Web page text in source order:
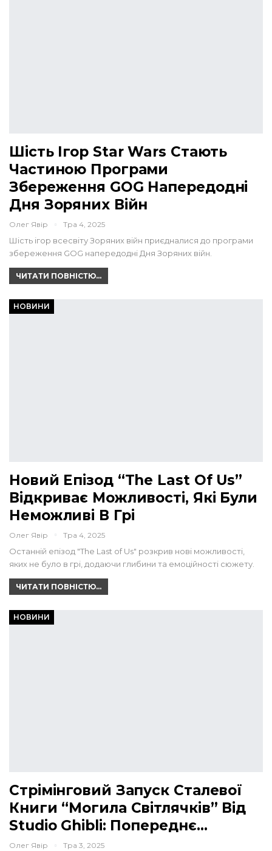
Шість Ігор Star Wars Стають
Частиною Програми
Збереження GOG Напередодні
Дня Зоряних Війн
Олег Явір Тра 4, 2025
Шість ігор всесвіту Зоряних війн приєдналися до програми
збереження GOG напередодні Дня Зоряних війн.
ЧИТАТИ ПОВНІСТЮ...
НОВИНИ
Новий Епізод “The Last Of Us”
Відкриває Можливості, Які Були
Неможливі В Грі
Олег Явір Тра 4, 2025
Останній епізод "The Last of Us" розкрив нові можливості,
яких не було в грі, додаючи глибини та емоційності сюжету.
ЧИТАТИ ПОВНІСТЮ...
НОВИНИ
Стрімінговий Запуск Сталевої
Книги “Могила Світлячків” Від
Studio Ghibli: Попереднє…
Олег Явір Тра 3, 2025